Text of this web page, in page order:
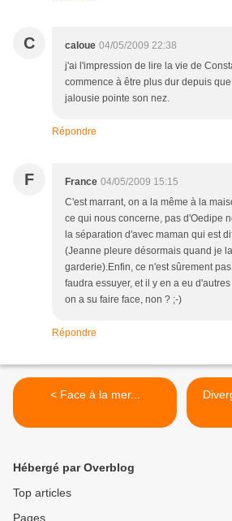
C caloue 04/05/2009 22:38
j'ai l'impression de lire la vie de
commence à être plus dur depuis
jalousie pointe son nez.
Répondre
F France 04/05/2009 15:15
C'est marrant, on a la même à la
ce qui nous concerne, pas d'Oedipe
la séparation d'avec maman qui est
(Jeanne pleure désormais quand je
garderie).Enfin, ce n'est sûrement
faudra essuyer, et il y en a eu
on a su faire face, non ? ;-)
Répondre
< Face à la mer...
Hébergé par Overblog
Top articles
Pages